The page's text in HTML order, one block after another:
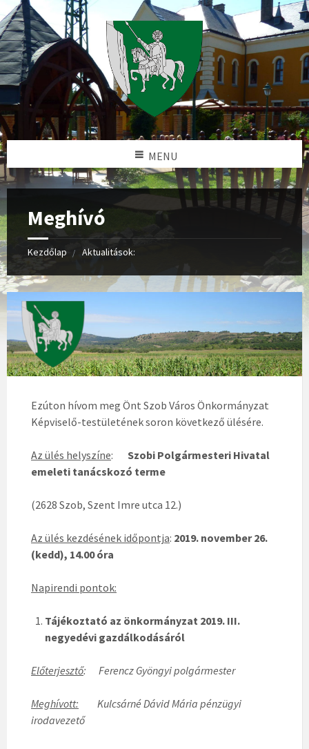
MENU
Meghívó
Kezdőlap Aktualitások:
Ezúton hívom meg Önt Szob Város Önkormányzat
Képviselő-testületének soron következő ülésére.
Az ülés helyszíne: Szobi Polgármesteri Hivatal
emeleti tanácskozó terme
(2628 Szob, Szent Imre utca 12.)
Az ülés kezdésének időpontja: 2019. november 26.
(kedd), 14.00 óra
Napirendi pontok:
Tájékoztató az önkormányzat 2019. III.
negyedévi gazdálkodásáról
Előterjesztő: Ferencz Gyöngyi polgármester
Meghívott: Kulcsárné Dávid Mária pénzügyi
irodavezető